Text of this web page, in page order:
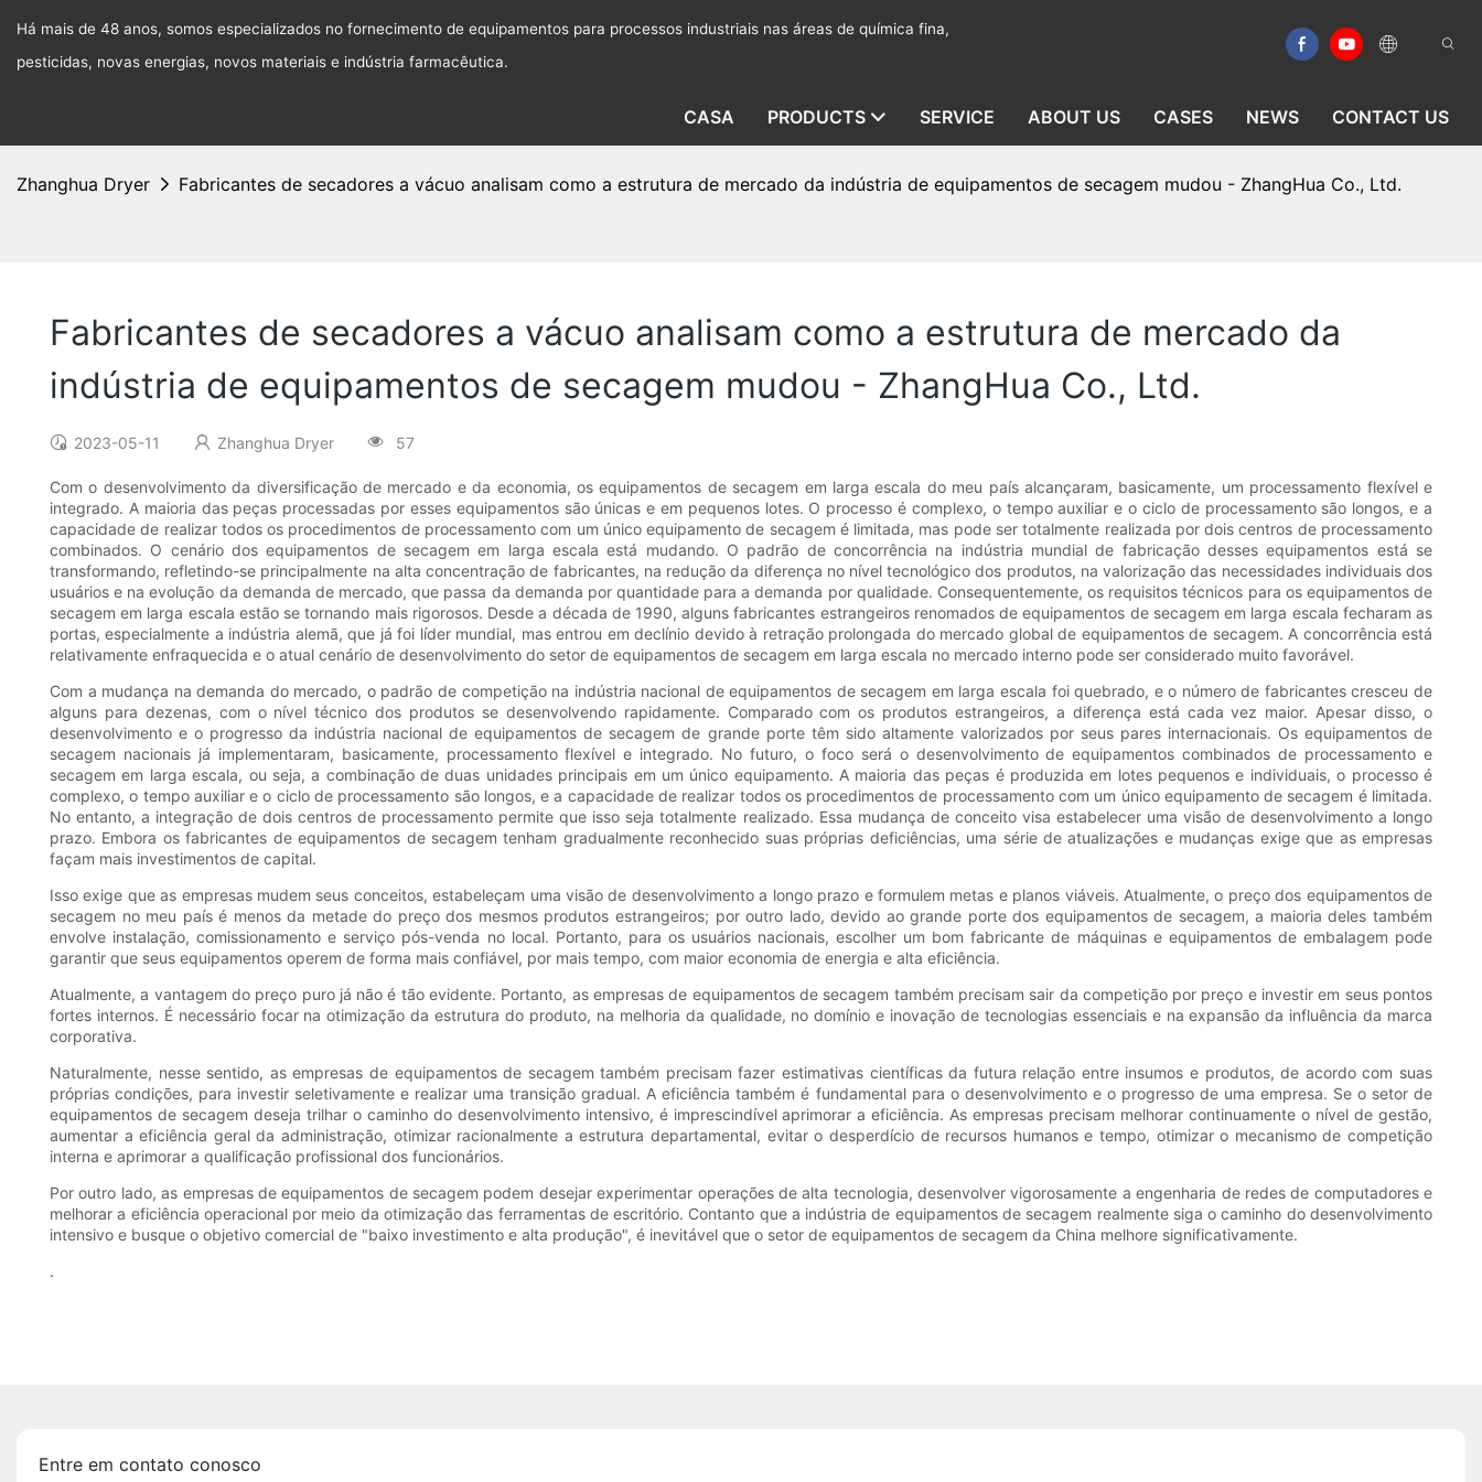
Há mais de 48 anos, somos especializados no fornecimento de equipamentos para processos industriais nas áreas de química fina,
pesticidas, novas energias, novos materiais e indústria farmacêutica.
CASA PRODUCTS SERVICE ABOUT US CASES NEWS CONTACT US
Zhanghua Dryer Fabricantes de secadores a vácuo analisam como a estrutura de mercado da indústria de equipamentos de secagem mudou - ZhangHua Co., Ltd.
Fabricantes de secadores a vácuo analisam como a estrutura de mercado da
indústria de equipamentos de secagem mudou - ZhangHua Co., Ltd.
2023-05-11 Zhanghua Dryer 57
Com o desenvolvimento da diversificação de mercado e da economia, os equipamentos de secagem em larga escala do meu país alcançaram, basicamente, um processamento flexível e
integrado. A maioria das peças processadas por esses equipamentos são únicas e em pequenos lotes. O processo é complexo, o tempo auxiliar e o ciclo de processamento são longos, e a
capacidade de realizar todos os procedimentos de processamento com um único equipamento de secagem é limitada, mas pode ser totalmente realizada por dois centros de processamento
combinados. O cenário dos equipamentos de secagem em larga escala está mudando. O padrão de concorrência na indústria mundial de fabricação desses equipamentos está se
transformando, refletindo-se principalmente na alta concentração de fabricantes, na redução da diferença no nível tecnológico dos produtos, na valorização das necessidades individuais dos
usuários e na evolução da demanda de mercado, que passa da demanda por quantidade para a demanda por qualidade. Consequentemente, os requisitos técnicos para os equipamentos de
secagem em larga escala estão se tornando mais rigorosos. Desde a década de 1990, alguns fabricantes estrangeiros renomados de equipamentos de secagem em larga escala fecharam as
portas, especialmente a indústria alemã, que já foi líder mundial, mas entrou em declínio devido à retração prolongada do mercado global de equipamentos de secagem. A concorrência está
relativamente enfraquecida e o atual cenário de desenvolvimento do setor de equipamentos de secagem em larga escala no mercado interno pode ser considerado muito favorável.
Com a mudança na demanda do mercado, o padrão de competição na indústria nacional de equipamentos de secagem em larga escala foi quebrado, e o número de fabricantes cresceu de
alguns para dezenas, com o nível técnico dos produtos se desenvolvendo rapidamente. Comparado com os produtos estrangeiros, a diferença está cada vez maior. Apesar disso, o
desenvolvimento e o progresso da indústria nacional de equipamentos de secagem de grande porte têm sido altamente valorizados por seus pares internacionais. Os equipamentos de
secagem nacionais já implementaram, basicamente, processamento flexível e integrado. No futuro, o foco será o desenvolvimento de equipamentos combinados de processamento e
secagem em larga escala, ou seja, a combinação de duas unidades principais em um único equipamento. A maioria das peças é produzida em lotes pequenos e individuais, o processo é
complexo, o tempo auxiliar e o ciclo de processamento são longos, e a capacidade de realizar todos os procedimentos de processamento com um único equipamento de secagem é limitada.
No entanto, a integração de dois centros de processamento permite que isso seja totalmente realizado. Essa mudança de conceito visa estabelecer uma visão de desenvolvimento a longo
prazo. Embora os fabricantes de equipamentos de secagem tenham gradualmente reconhecido suas próprias deficiências, uma série de atualizações e mudanças exige que as empresas
façam mais investimentos de capital.
Isso exige que as empresas mudem seus conceitos, estabeleçam uma visão de desenvolvimento a longo prazo e formulem metas e planos viáveis. Atualmente, o preço dos equipamentos de
secagem no meu país é menos da metade do preço dos mesmos produtos estrangeiros; por outro lado, devido ao grande porte dos equipamentos de secagem, a maioria deles também
envolve instalação, comissionamento e serviço pós-venda no local. Portanto, para os usuários nacionais, escolher um bom fabricante de máquinas e equipamentos de embalagem pode
garantir que seus equipamentos operem de forma mais confiável, por mais tempo, com maior economia de energia e alta eficiência.
Atualmente, a vantagem do preço puro já não é tão evidente. Portanto, as empresas de equipamentos de secagem também precisam sair da competição por preço e investir em seus pontos
fortes internos. É necessário focar na otimização da estrutura do produto, na melhoria da qualidade, no domínio e inovação de tecnologias essenciais e na expansão da influência da marca
corporativa.
Naturalmente, nesse sentido, as empresas de equipamentos de secagem também precisam fazer estimativas científicas da futura relação entre insumos e produtos, de acordo com suas
próprias condições, para investir seletivamente e realizar uma transição gradual. A eficiência também é fundamental para o desenvolvimento e o progresso de uma empresa. Se o setor de
equipamentos de secagem deseja trilhar o caminho do desenvolvimento intensivo, é imprescindível aprimorar a eficiência. As empresas precisam melhorar continuamente o nível de gestão,
aumentar a eficiência geral da administração, otimizar racionalmente a estrutura departamental, evitar o desperdício de recursos humanos e tempo, otimizar o mecanismo de competição
interna e aprimorar a qualificação profissional dos funcionários.
Por outro lado, as empresas de equipamentos de secagem podem desejar experimentar operações de alta tecnologia, desenvolver vigorosamente a engenharia de redes de computadores e
melhorar a eficiência operacional por meio da otimização das ferramentas de escritório. Contanto que a indústria de equipamentos de secagem realmente siga o caminho do desenvolvimento
intensivo e busque o objetivo comercial de "baixo investimento e alta produção", é inevitável que o setor de equipamentos de secagem da China melhore significativamente.
.
Entre em contato conosco